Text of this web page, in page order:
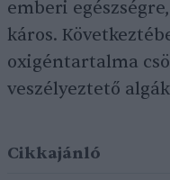
emberi
káros.
oxigéntartalma
veszélyeztető
Cikkajánló